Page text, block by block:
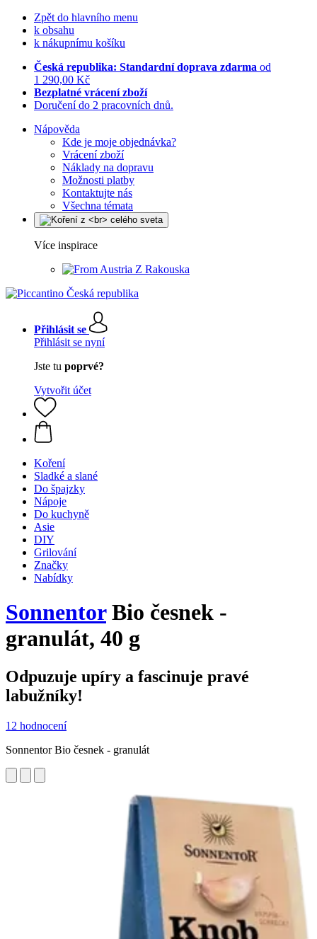
Zpět do hlavního menu
k obsahu
k nákupnímu košíku
Česká republika: Standardní doprava zdarma od
1 290,00 Kč
Bezplatné vrácení zboží
Doručení do 2 pracovních dnů.
Nápověda
Kde je moje objednávka?
Vrácení zboží
Náklady na dopravu
Možnosti platby
Kontaktujte nás
Všechna témata
Více inspirace
Z Rakouska
Přihlásit se
Přihlásit se nyní
Jste tu poprvé?
Vytvořit účet
Koření
Sladké a slané
Do špajzky
Nápoje
Do kuchyně
Asie
DIY
Grilování
Značky
Nabídky
SonnentorBio česnek -
granulát, 40 g
Odpuzuje upíry a fascinuje pravé
labužníky!
12 hodnocení
Sonnentor Bio česnek - granulát